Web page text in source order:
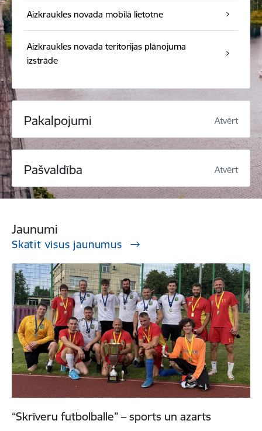
Aizkraukles novada mobilā lietotne
Aizkraukles novada teritorijas plānojuma
izstrāde
Pakalpojumi Atvērt
Pašvaldība Atvērt
Jaunumi
Skatīt visus jaunumus
“Skrīveru futbolballe” – sports un azarts